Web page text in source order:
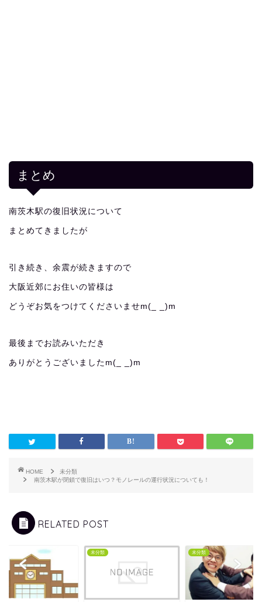
まとめ
南茨木駅の復旧状況について
まとめてきましたが
引き続き、余震が続きますので
大阪近郊にお住いの皆様は
どうぞお気をつけてくださいませm(_ _)m
最後までお読みいただき
ありがとうございましたm(_ _)m
HOME
未分類
南茨木駅が閉鎖で復旧はいつ？モノレールの運行状況についても！
RELATED POST
未分類 未分類